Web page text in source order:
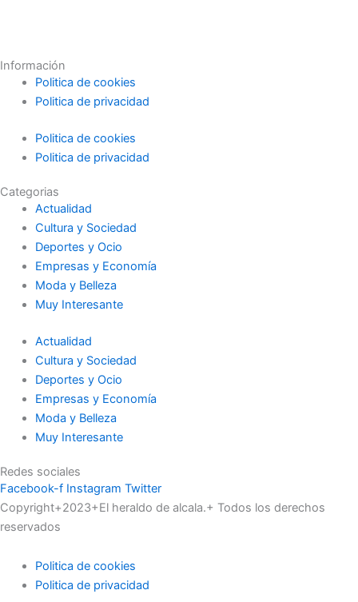
Información
Politica de cookies
Politica de privacidad
Politica de cookies
Politica de privacidad
Categorias
Actualidad
Cultura y Sociedad
Deportes y Ocio
Empresas y Economía
Moda y Belleza
Muy Interesante
Actualidad
Cultura y Sociedad
Deportes y Ocio
Empresas y Economía
Moda y Belleza
Muy Interesante
Redes sociales
Facebook-f Instagram Twitter
Copyright+2023+El heraldo de alcala.+ Todos los derechos
reservados
Politica de cookies
Politica de privacidad